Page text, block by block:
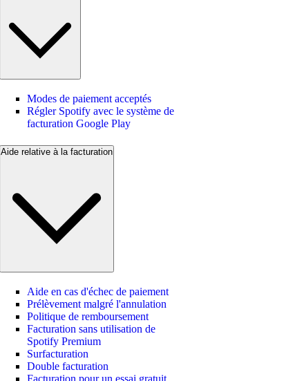
Modes de paiement acceptés
Régler Spotify avec le système de
facturation Google Play
Aide relative à la facturation
Aide en cas d'échec de paiement
Prélèvement malgré l'annulation
Politique de remboursement
Facturation sans utilisation de
Spotify Premium
Surfacturation
Double facturation
Facturation pour un essai gratuit